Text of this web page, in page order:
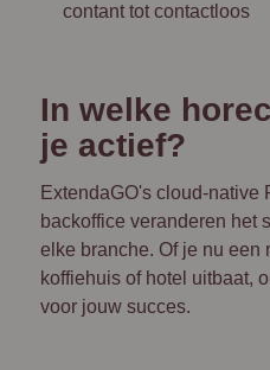
contant tot contactloos
In welke
je actief?
ExtendaGO's cloud-native
backoffice veranderen het
elke branche. Of je nu een
koffiehuis of hotel uitbaat,
voor jouw succes.